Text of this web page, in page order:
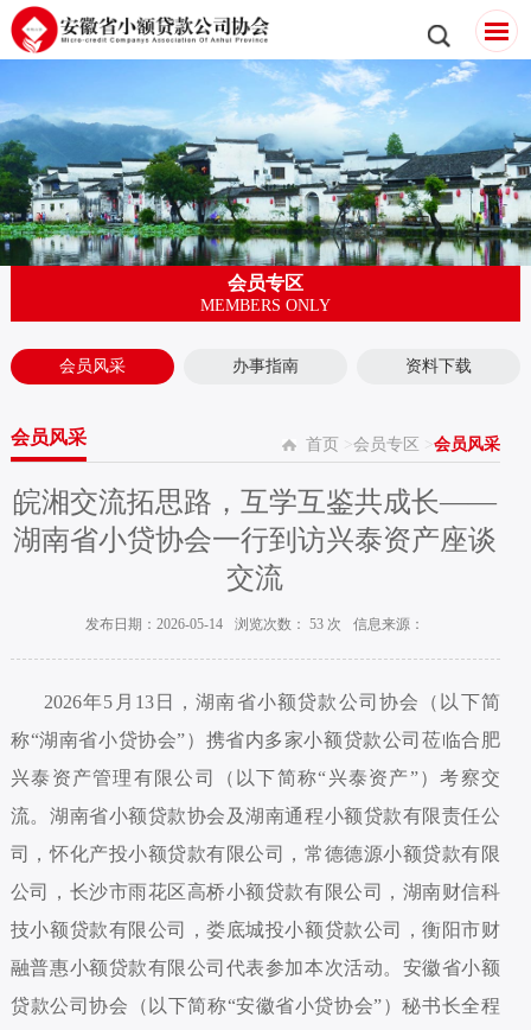
会员专区
MEMBERS ONLY
会员风采 办事指南 资料下载
首页 >会员专区 >会员风采
会员风采
皖湘交流拓思路，互学互鉴共成长——
湖南省小贷协会一行到访兴泰资产座谈
交流
发布日期：2026-05-14 浏览次数：53 次 信息来源：
2026年5月13日，湖南省小额贷款公司协会（以下简
称“湖南省小贷协会”）携省内多家小额贷款公司莅临合肥
兴泰资产管理有限公司（以下简称“兴泰资产”）考察交
流。湖南省小额贷款协会及湖南通程小额贷款有限责任公
司，怀化产投小额贷款有限公司，常德德源小额贷款有限
公司，长沙市雨花区高桥小额贷款有限公司，湖南财信科
技小额贷款有限公司，娄底城投小额贷款公司，衡阳市财
融普惠小额贷款有限公司代表参加本次活动。安徽省小额
贷款公司协会（以下简称“安徽省小贷协会”）秘书长全程